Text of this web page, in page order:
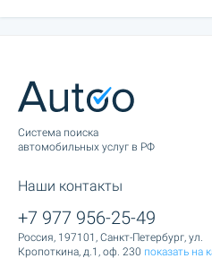
Cистема поиска
автомобильных услуг в РФ
Наши контакты
+7 977 956-25-49
Россия, 197101, Санкт-Петербург, ул.
Кропоткина, д.1, оф. 230 показать на